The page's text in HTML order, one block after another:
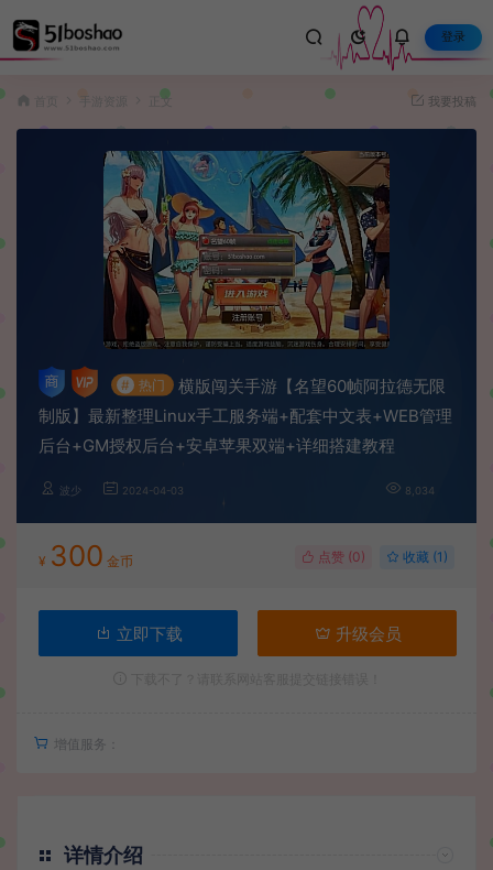
登录
手游资源 正文 我要投稿
# 热门
横版闯关手游【名望60帧阿拉德无限
制版】最新整理Linux手工服务端+配套中文表+WEB管理
后台+GM授权后台+安卓苹果双端+详细搭建教程
波少 2024-04-03 8,034
¥ 300 金币 点赞 (0) 收藏 (1)
立即下载 升级会员
增值服务：
详情介绍